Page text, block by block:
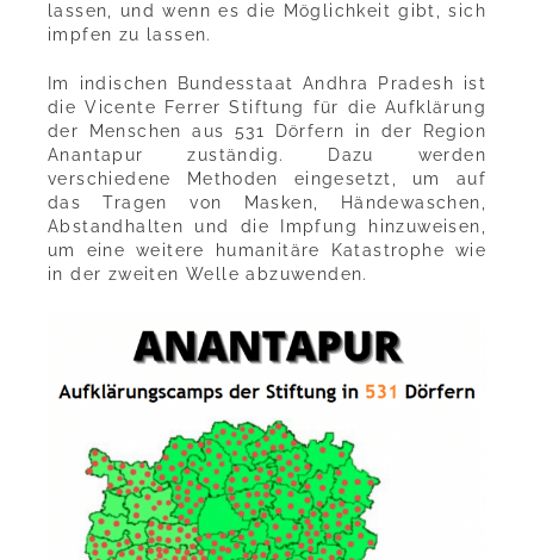
lassen, und wenn es die Möglichkeit gibt, sich
impfen zu lassen.
Im indischen Bundesstaat Andhra Pradesh ist
die Vicente Ferrer Stiftung für die Aufklärung
der Menschen aus 531 Dörfern in der Region
Anantapur zuständig. Dazu werden
verschiedene Methoden eingesetzt, um auf
das Tragen von Masken, Händewaschen,
Abstandhalten und die Impfung hinzuweisen,
um eine weitere humanitäre Katastrophe wie
in der zweiten Welle abzuwenden.